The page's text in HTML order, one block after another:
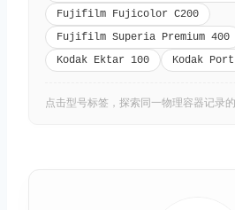
Fujifilm Fujicolor C200
Fujifilm Superia Premium 400
Kodak Ektar 100
Kodak
点击型号标签，探索同一物理容器记录